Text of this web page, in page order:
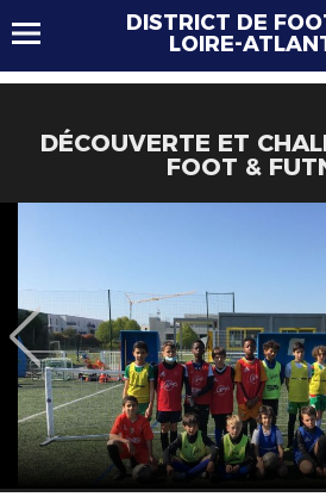
DISTRICT DE
LOIRE-
DÉCOUVERTE ET
FOOT &